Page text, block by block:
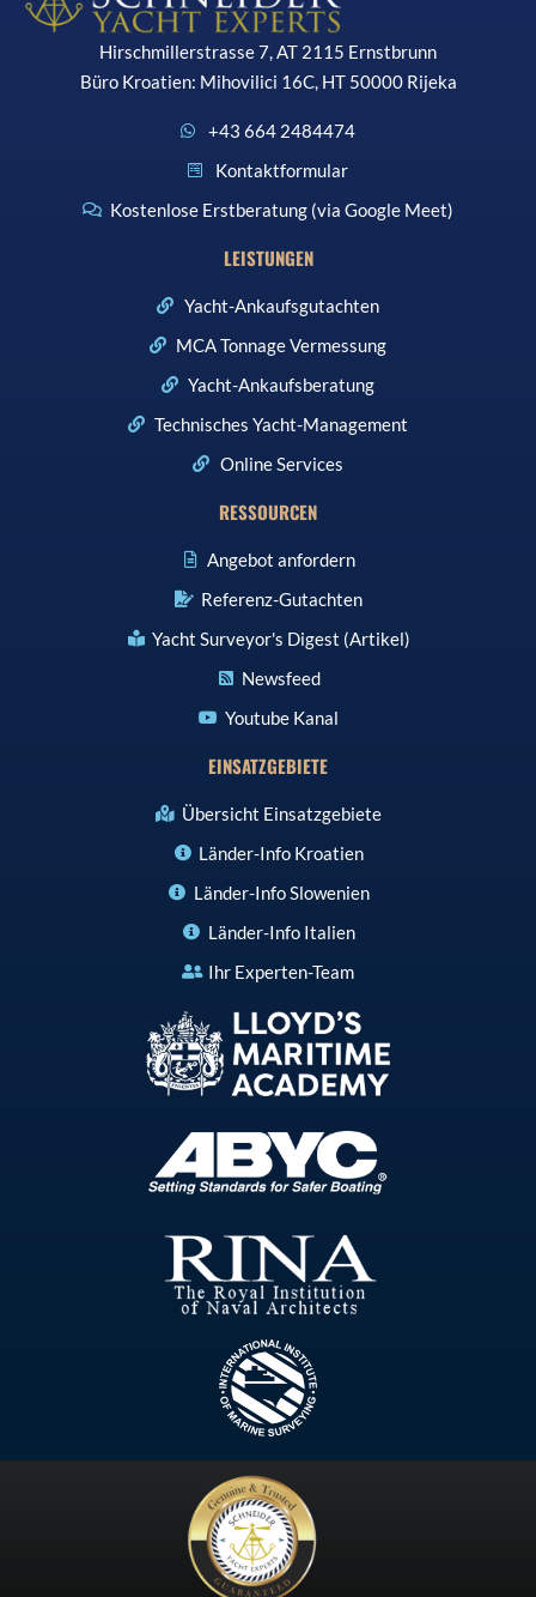
Hirschmillerstrasse 7, AT 2115 Ernstbrunn
Büro Kroatien: Mihovilici 16C, HT 50000 Rijeka
+43 664 2484474
Kontaktformular
Kostenlose Erstberatung (via Google Meet)
LEISTUNGEN
Yacht-Ankaufsgutachten
MCA Tonnage Vermessung
Yacht-Ankaufsberatung
Technisches Yacht-Management
Online Services
RESSOURCEN
Angebot anfordern
Referenz-Gutachten
Yacht Surveyor's Digest (Artikel)
Newsfeed
Youtube Kanal
EINSATZGEBIETE
Übersicht Einsatzgebiete
Länder-Info Kroatien
Länder-Info Slowenien
Länder-Info Italien
Ihr Experten-Team